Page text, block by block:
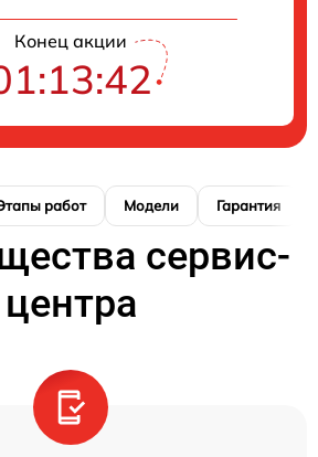
Конец акции
работ Модели Гарантия
сервис-
центра